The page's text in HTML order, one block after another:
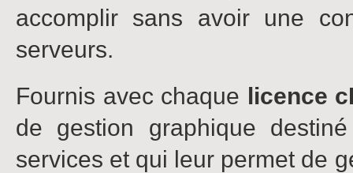
accomplir sans avoir une
serveurs.
Fournis avec chaque licence
de gestion graphique
services et qui leur permet de